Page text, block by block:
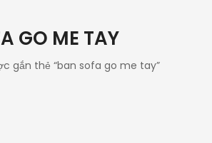
GO ME TAY
gắn thẻ “ban sofa go me tay”